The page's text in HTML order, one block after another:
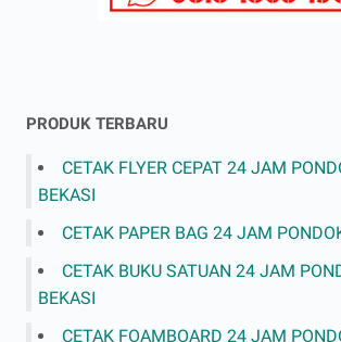
PRODUK TERBARU
CETAK FLYER CEPAT 24 JAM
BEKASI
CETAK PAPER BAG 24 JAM
CETAK BUKU SATUAN 24 JAM
BEKASI
CETAK FOAMBOARD 24 JAM